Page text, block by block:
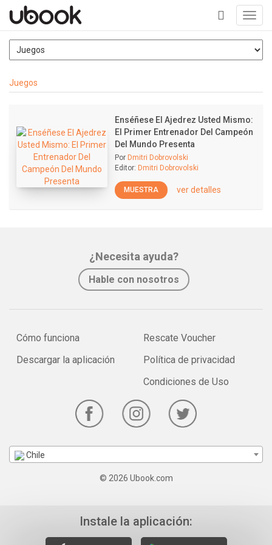
+
Juegos
Enséñese El Ajedrez Usted Mismo:
El Primer Entrenador Del Campeón
Del Mundo Presenta
Por Dmitri Dobrovolski
Editor: Dmitri Dobrovolski
MUESTRA ver detalles
¿Necesita ayuda?
Hable con nosotros
Cómo funciona
Descargar la aplicación
Rescate Voucher
Política de privacidad
Condiciones de Uso
Chile
© 2026 Ubook.com
Instale la aplicación: